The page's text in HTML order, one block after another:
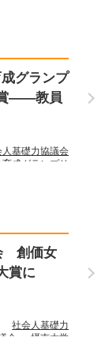
成グランプ
賞――教員
人基礎力協議会
成グランプリ
創価女
賞に
社会人基礎力
会
摂南大学